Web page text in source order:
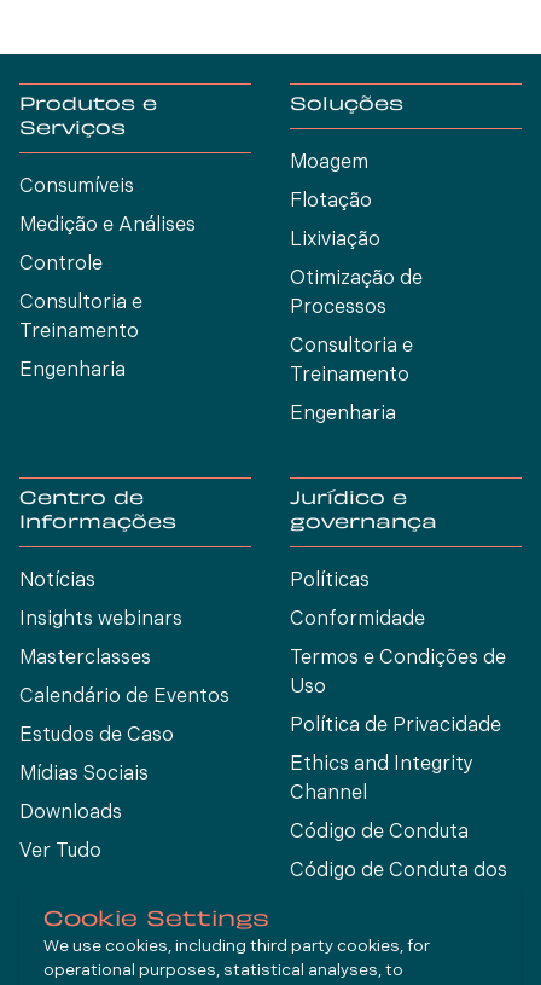
Produtos e
Serviços
Consumíveis
Medição e Análises
Controle
Consultoria e
Treinamento
Engenharia
Soluções
Moagem
Flotação
Lixiviação
Otimização de
Processos
Consultoria e
Treinamento
Engenharia
Centro de
Informações
Notícias
Insights webinars
Masterclasses
Calendário de Eventos
Estudos de Caso
Mídias Sociais
Downloads
Ver Tudo
Jurídico e
governança
Políticas
Conformidade
Termos e Condições de
Uso
Política de Privacidade
Ethics and Integrity
Channel
Código de Conduta
Código de Conduta dos
Cookie Settings
We use cookies, including third party cookies, for
operational purposes, statistical analyses, to